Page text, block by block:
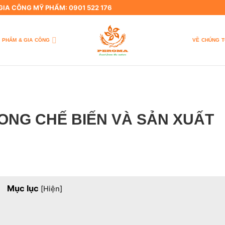
CÔNG MỸ PHẨM: 0901 522 176
& GIA CÔNG VỀ CHÚNG
CHẾ BIẾN VÀ SẢN XUẤT
Mục lục [Hiện]